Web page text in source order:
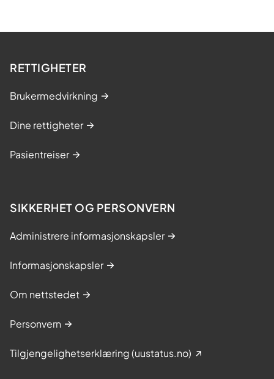
RETTIGHETER
Brukermedvirkning
Dine rettigheter
Pasientreiser
SIKKERHET OG PERSONVERN
Administrere informasjonskapsler
Informasjonskapsler
Om nettstedet
Personvern
Tilgjengelighetserklæring (uustatus.no)